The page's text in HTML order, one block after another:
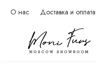
О нас Доставка и оплата